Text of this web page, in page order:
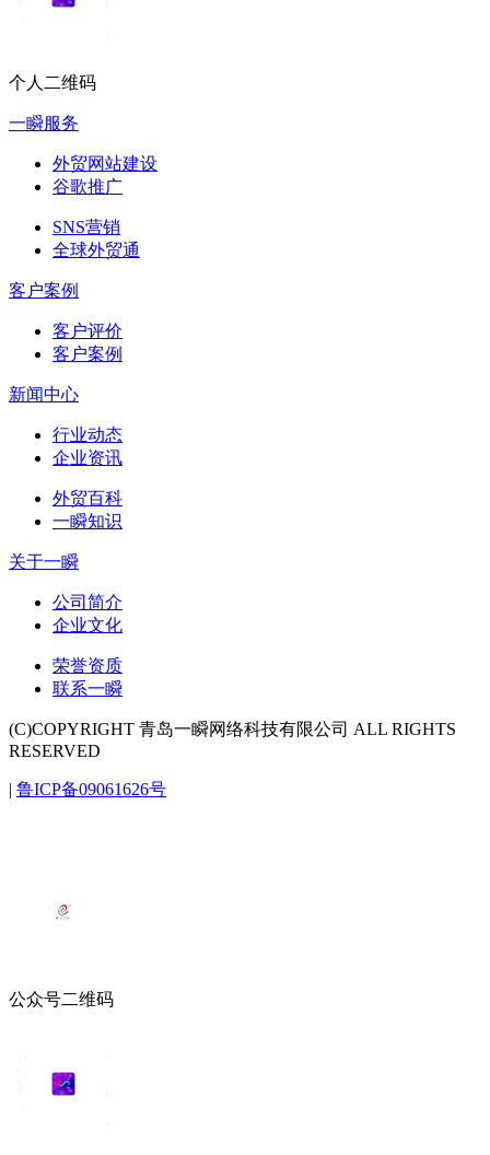
个人二维码
一瞬服务
外贸网站建设
谷歌推广
SNS营销
全球外贸通
客户案例
客户评价
客户案例
新闻中心
行业动态
企业资讯
外贸百科
一瞬知识
关于一瞬
公司简介
企业文化
荣誉资质
联系一瞬
(C)COPYRIGHT 青岛一瞬网络科技有限公司 ALL RIGHTS
RESERVED
| 鲁ICP备09061626号
公众号二维码